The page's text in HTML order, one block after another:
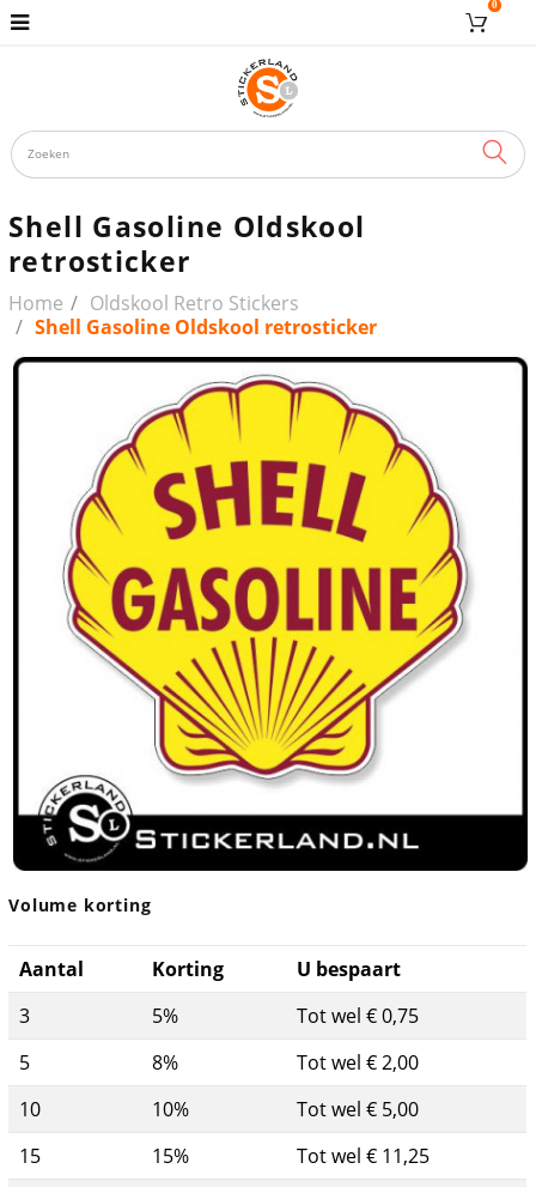
0
Shell Gasoline Oldskool
retrosticker
Home
Oldskool Retro Stickers
Shell Gasoline Oldskool retrosticker
Volume korting
Aantal Korting
U bespaart
3
5%
Tot wel € 0,75
5
8%
Tot wel € 2,00
10
10%
Tot wel € 5,00
15
15%
Tot wel € 11,25